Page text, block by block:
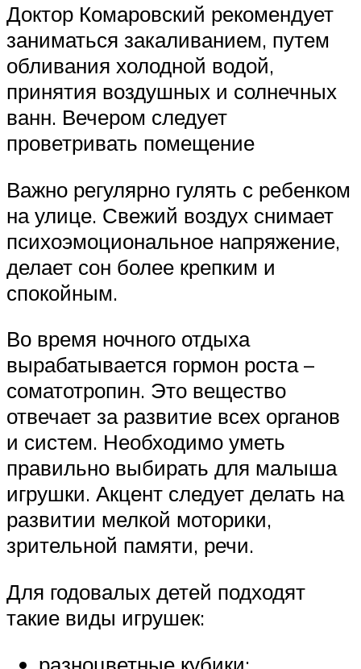
Доктор Комаровский рекомендует
заниматься закаливанием, путем
обливания холодной водой,
принятия воздушных и солнечных
ванн. Вечером следует
проветривать помещение
Важно регулярно гулять с ребенком
на улице. Свежий воздух снимает
психоэмоциональное напряжение,
делает сон более крепким и
спокойным.
Во время ночного отдыха
вырабатывается гормон роста –
соматотропин. Это вещество
отвечает за развитие всех органов
и систем. Необходимо уметь
правильно выбирать для малыша
игрушки. Акцент следует делать на
развитии мелкой моторики,
зрительной памяти, речи.
Для годовалых детей подходят
такие виды игрушек:
разноцветные кубики;